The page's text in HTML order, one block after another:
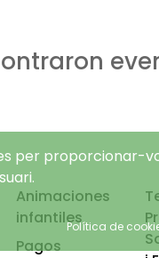
Animaciones
infantiles
Pagos
per proporcionar-
Política de